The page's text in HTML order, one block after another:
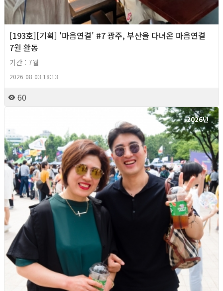
[193호][기획] '마음연결' #7 광주, 부산을 다녀온 마음연결
7월 활동
기간 : 7월
2026-08-03 18:13
60
2026년